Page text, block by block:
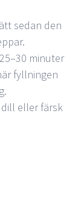
sedan den
minuter
fyllningen
eller färsk